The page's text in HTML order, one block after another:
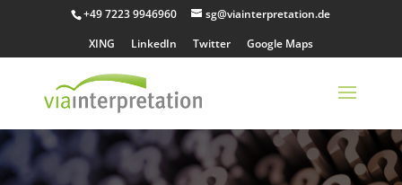
+49 7223 9946960
sg@viainterpretation.de
XING
LinkedIn Twitter Google Maps